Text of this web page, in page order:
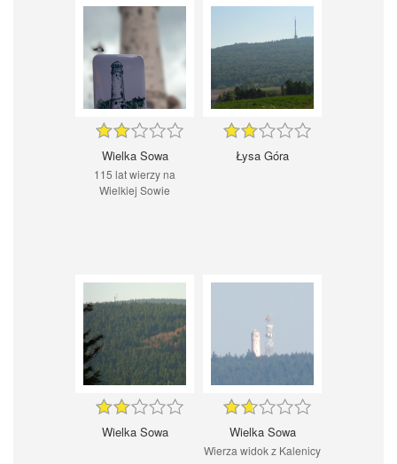
Wielka Sowa
115 lat wierzy na
Wielkiej Sowie
Łysa Góra
Wielka Sowa Wielka Sowa
Wierza widok z Kalenicy